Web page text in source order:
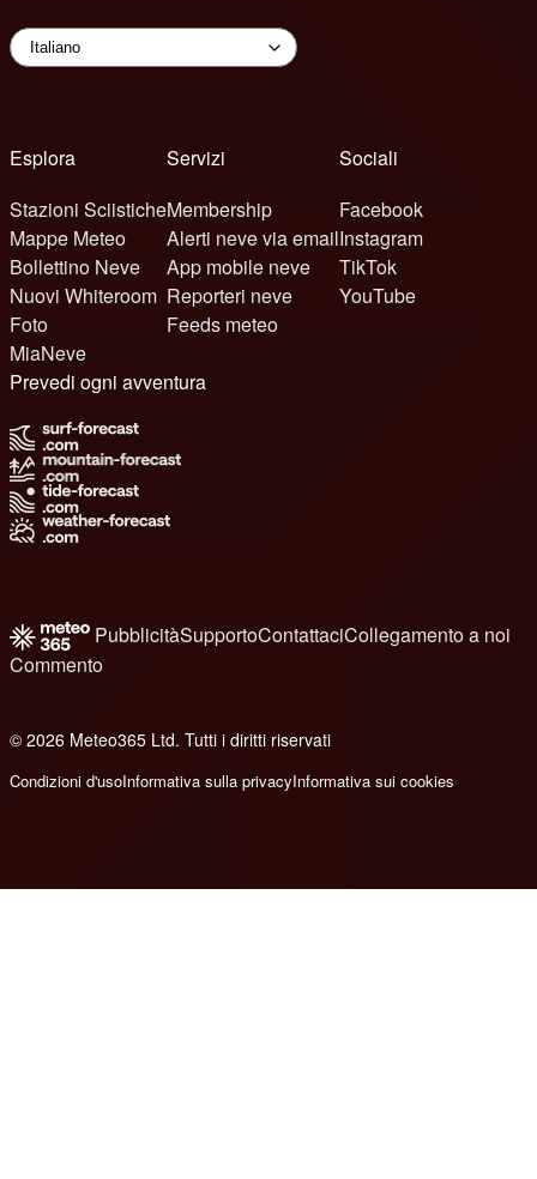
Esplora
Stazioni Sciistiche
Mappe Meteo
Bollettino Neve
Nuovi Whiteroom
Foto
MiaNeve
Servizi
Membership
Alerti neve via email
App mobile neve
Reporteri neve
Feeds meteo
Sociali
Facebook
Instagram
TikTok
YouTube
Prevedi ogni avventura
PubblicitàSupportoContattaciCollegamento a noi
Commento
© 2026 Meteo365 Ltd. Tutti i diritti riservati
Condizioni d'usoInformativa sulla privacyInformativa sui cookies